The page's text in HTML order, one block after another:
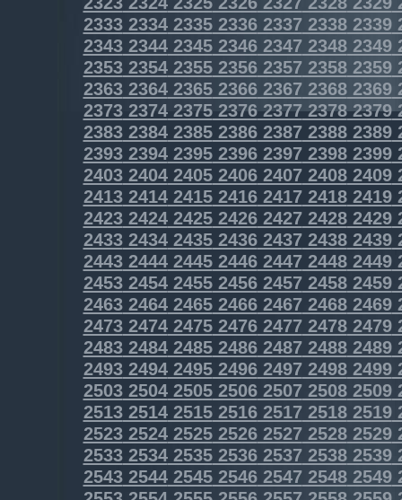
23332334233523362337 23382339
23432344234523462347 23482349
23532354235523562357 23582359
23632364236523662367 23682369
2373237423752376237723782379
2383238423852386238723882389
2393239423952396239723982399
2403240424052406240724082409
2413241424152416241724182419
2423242424252426242724282429
2433243424352436243724382439
2443244424452446244724482449
2453245424552456245724582459
2463246424652466246724682469
2473247424752476247724782479
2483248424852486248724882489
2493249424952496249724982499
2503250425052506250725082509
2513251425152516251725182519
2523252425252526252725282529
25332534253525362537 25382539
25432544254525462547 25482549